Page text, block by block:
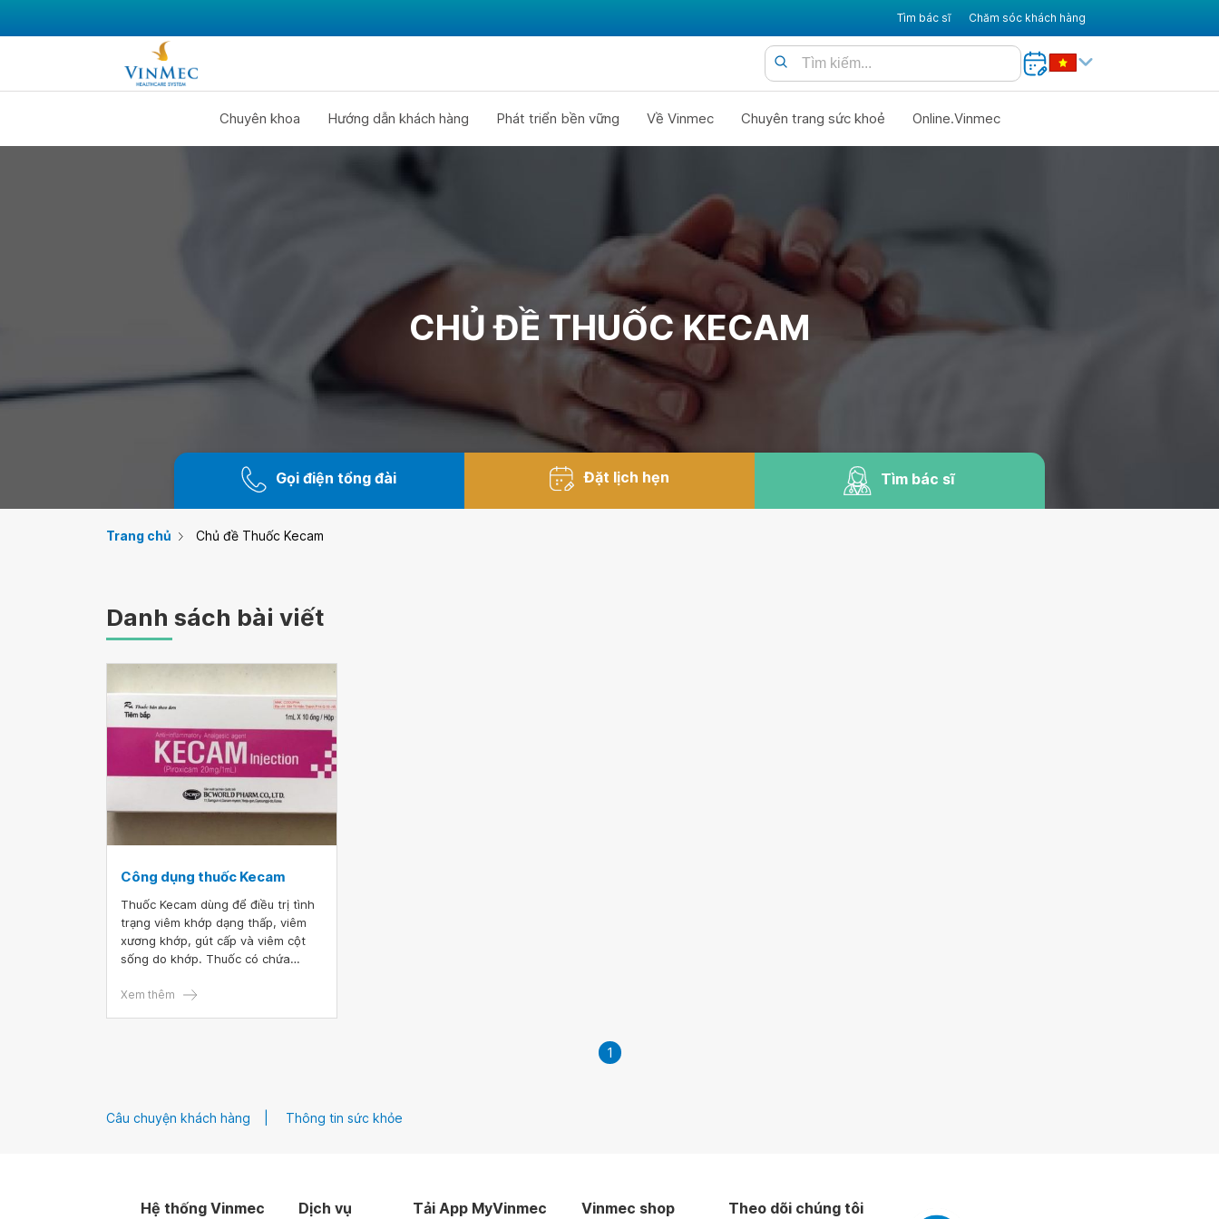
Tìm bác sĩ Chăm sóc khách hàng
Chuyên khoa Hướng dẫn khách hàng Phát triển bền vững Về Vinmec Chuyên trang sức khoẻ Online.Vinmec
CHỦ ĐỀ THUỐC KECAM
Gọi điện tổng đài Đặt lịch hẹn Tìm bác sĩ
Trang chủ Chủ đề Thuốc Kecam
Danh sách bài viết
Công dụng thuốc Kecam
Thuốc Kecam dùng để điều trị tình
trạng viêm khớp dạng thấp, viêm
xương khớp, gút cấp và viêm cột
sống do khớp. Thuốc có chứa
Tuân thủ chỉ định, liều dùng thuốc
Xem thêm
1
Câu chuyện khách hàng Thông tin sức khỏe
Hệ thống Vinmec Dịch vụ Tải App MyVinmec Vinmec shop Theo dõi chúng tôi